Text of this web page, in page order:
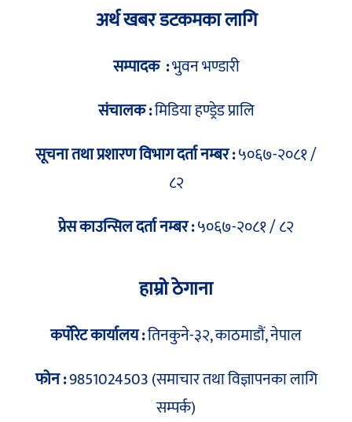
अर्थ खबर डटकमका लागि
सम्पादक :भुवन भण्डारी
संचालक :मिडिया हण्ड्रेड प्रालि
सूचना तथा प्रशारण विभाग दर्ता नम्बर :५०६७-२०८१ /
८२
प्रेस काउन्सिल दर्ता नम्बर :५०६७-२०८१ / ८२
हाम्रो ठेगाना
कर्पोरेट कार्यालय :तिनकुने-३२, काठमाडौं, नेपाल
फोन :9851024503 (समाचार तथा विज्ञापनका लागि
सम्पर्क)